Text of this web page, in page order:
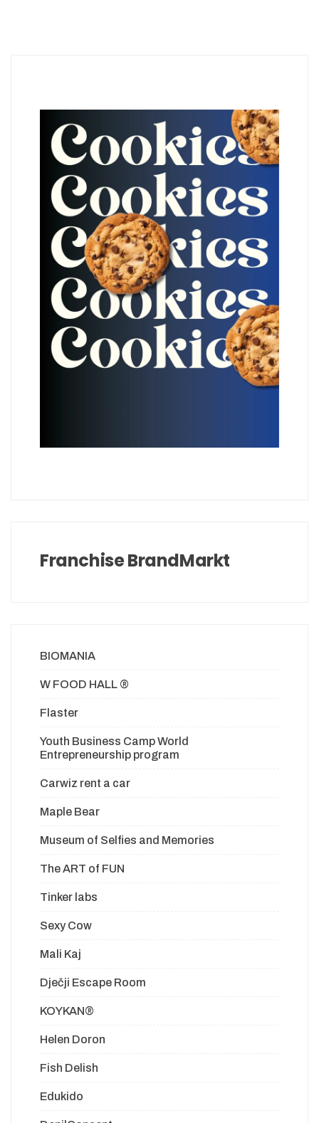
Franchise BrandMarkt
BIOMANIA
W FOOD HALL ®
Flaster
Youth Business Camp World
Entrepreneurship program
Carwiz rent a car
Maple Bear
Museum of Selfies and Memories
The ART of FUN
Tinker labs
Sexy Cow
Mali Kaj
Dječji Escape Room
KOYKAN®
Helen Doron
Fish Delish
Edukido